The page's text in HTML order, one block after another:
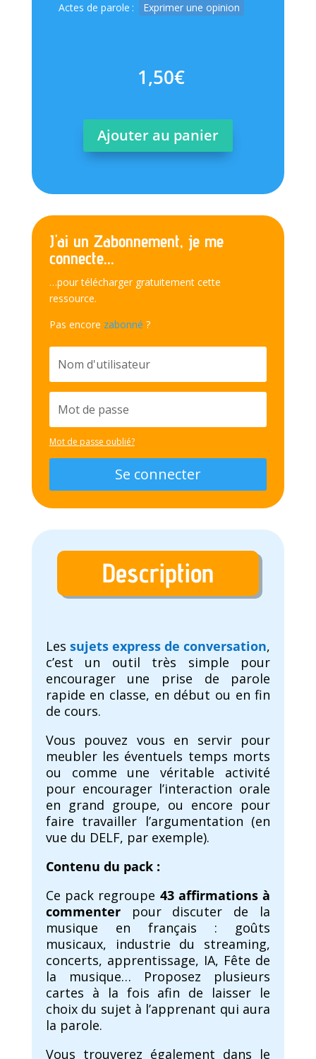
Actes de parole : Exprimer une opinion
1,50€
Ajouter au panier
J'ai un Zabonnement, je me
connecte...
…pour télécharger gratuitement cette
ressource.
Pas encore zabonné ?
Mot de passe oublié?
Se connecter
Description
Les sujets express de conversation,
c’est un outil très simple pour
encourager une prise de parole
rapide en classe, en début ou en fin
de cours.
Vous pouvez vous en servir pour
meubler les éventuels temps morts
ou comme une véritable activité
pour encourager l’interaction orale
en grand groupe, ou encore pour
faire travailler l’argumentation (en
vue du DELF, par exemple).
Contenu du pack :
Ce pack regroupe 43 affirmations à
commenterpour discuter de la
musique en français : goûts
musicaux, industrie du streaming,
concerts, apprentissage, IA, Fête de
la musique… Proposez plusieurs
cartes à la fois afin de laisser le
choix du sujet à l’apprenant qui aura
la parole.
Vous trouverez également dans le